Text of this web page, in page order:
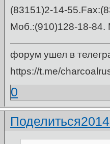
(83151)2-14-
Моб.:(910)128-18-84.
форум ушел в
https://t.me/
0
Поделиться